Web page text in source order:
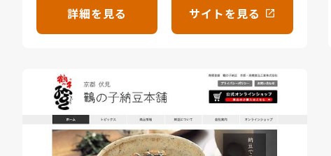
詳細を見る サイトを見る